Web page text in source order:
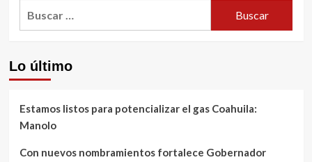
Lo último
Estamos listos para potencializar el gas Coahuila:
Manolo
Con nuevos nombramientos fortalece Gobernador